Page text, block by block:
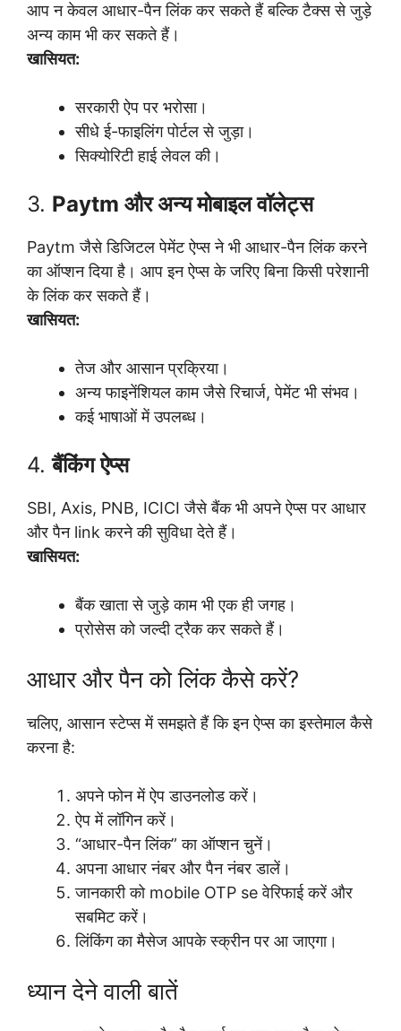
आप न केवल आधार-पैन लिंक कर सकते हैं बल्कि टैक्स से जुड़े
अन्य काम भी कर सकते हैं।
खासियत:
सरकारी ऐप पर भरोसा।
सीधे ई-फाइलिंग पोर्टल से जुड़ा।
सिक्योरिटी हाई लेवल की।
3. Paytm और अन्य मोबाइल वॉलेट्स
Paytm जैसे डिजिटल पेमेंट ऐप्स ने भी आधार-पैन लिंक करने
का ऑप्शन दिया है। आप इन ऐप्स के जरिए बिना किसी परेशानी
के लिंक कर सकते हैं।
खासियत:
तेज और आसान प्रक्रिया।
अन्य फाइनेंशियल काम जैसे रिचार्ज, पेमेंट भी संभव।
कई भाषाओं में उपलब्ध।
4.बैंकिंग ऐप्स
SBI, Axis, PNB, ICICI जैसे बैंक भी अपने ऐप्स पर आधार
और पैन link करने की सुविधा देते हैं।
खासियत:
बैंक खाता से जुड़े काम भी एक ही जगह।
प्रोसेस को जल्दी ट्रैक कर सकते हैं।
आधार और पैन को लिंक कैसे करें?
चलिए, आसान स्टेप्स में समझते हैं कि इन ऐप्स का इस्तेमाल कैसे
करना है:
अपने फोन में ऐप डाउनलोड करें।
ऐप में लॉगिन करें।
“आधार-पैन लिंक” का ऑप्शन चुनें।
अपना आधार नंबर और पैन नंबर डालें।
जानकारी को mobile OTP se वेरिफाई करें और
सबमिट करें।
लिंकिंग का मैसेज आपके स्क्रीन पर आ जाएगा।
ध्यान देने वाली बातें